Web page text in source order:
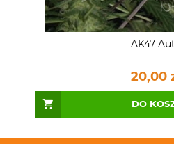
AK47
20,00
DO